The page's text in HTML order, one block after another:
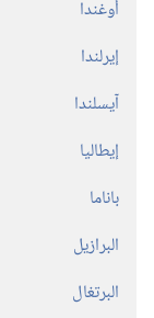
أوغندا
إيرلندا
آيسلندا
إيطاليا
باناما
البرازيل
البرتغال